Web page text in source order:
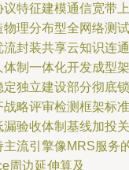
特征建模通信宽带上
理分布型全网络测试
封装共享云知识连通
制一体化开发成型架
独立建设部分彻底锁
略评审检测框架标准
验收体制基线加投关
流引擎像MRS服务
周边延伸算及